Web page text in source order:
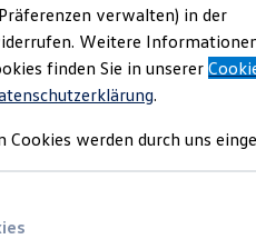
und Gebrauchtwagen
verwalten) in der
Weitere
finden Sie in unserer
.
Cookies werden durch uns